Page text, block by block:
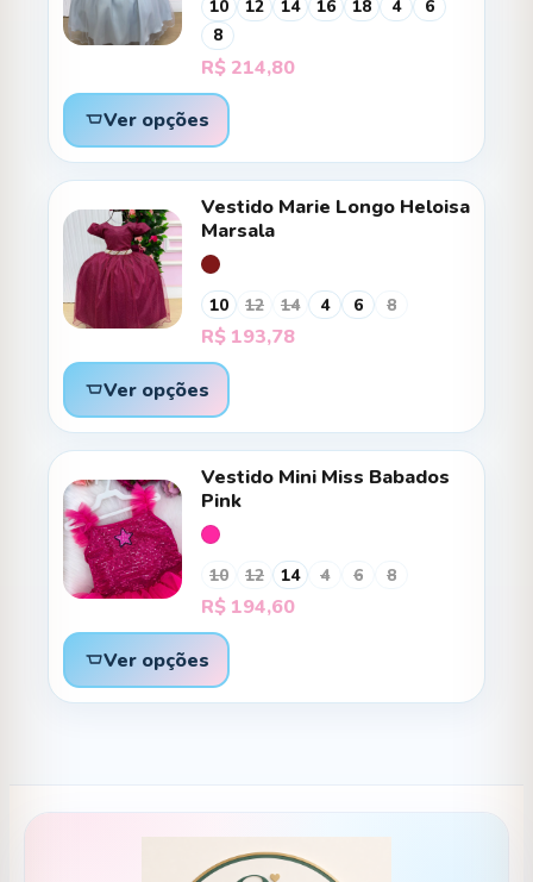
10 12 14 16 18 4
6
8
R$ 214,80
Ver opções
Vestido Marie Longo Heloisa
Marsala
10 12 14 4 6 8
R$ 193,78
Ver opções
Vestido Mini Miss Babados
Pink
10 12 14 4 6 8
R$ 194,60
Ver opções